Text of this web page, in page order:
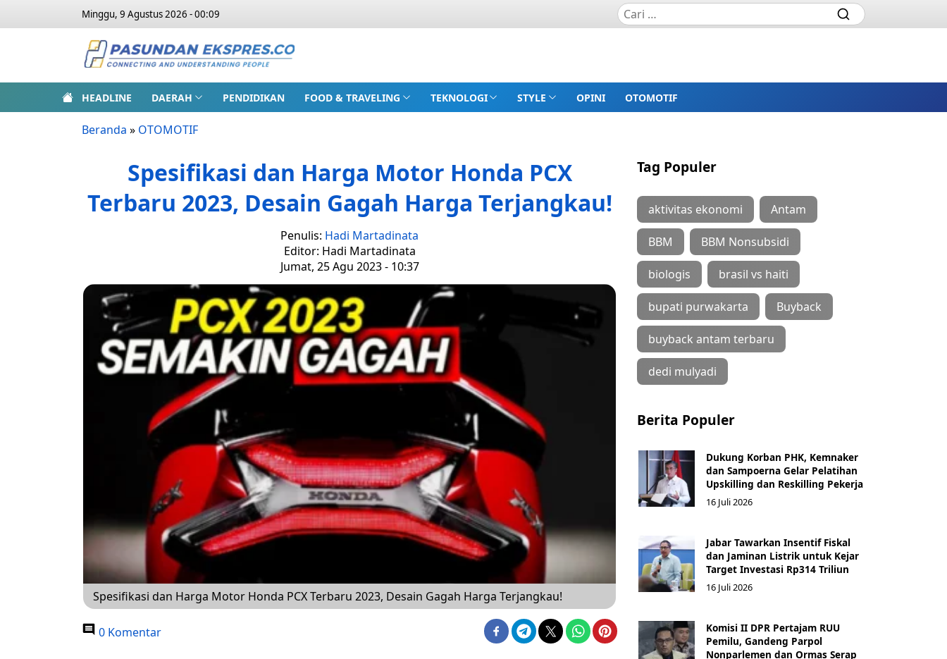
Minggu, 9 Agustus 2026 - 00:09
HEADLINE DAERAH PENDIDIKAN FOOD & TRAVELING TEKNOLOGI STYLE OPINI OTOMOTIF
Beranda » OTOMOTIF
Spesifikasi dan Harga Motor Honda PCX
Terbaru 2023, Desain Gagah Harga Terjangkau!
Penulis: Hadi Martadinata
Editor: Hadi Martadinata
Jumat, 25 Agu 2023 - 10:37
Spesifikasi dan Harga Motor Honda PCX Terbaru 2023, Desain Gagah Harga Terjangkau!
0 Komentar
Tag Populer
aktivitas ekonomi Antam
BBM BBM Nonsubsidi
biologis brasil vs haiti
bupati purwakarta Buyback
buyback antam terbaru
dedi mulyadi
Berita Populer
Dukung Korban PHK, Kemnaker
dan Sampoerna Gelar Pelatihan
Upskilling dan Reskilling Pekerja
16 Juli 2026
Jabar Tawarkan Insentif Fiskal
dan Jaminan Listrik untuk Kejar
Target Investasi Rp314 Triliun
16 Juli 2026
Komisi II DPR Pertajam RUU
Pemilu, Gandeng Parpol
Nonparlemen dan Ormas Serap